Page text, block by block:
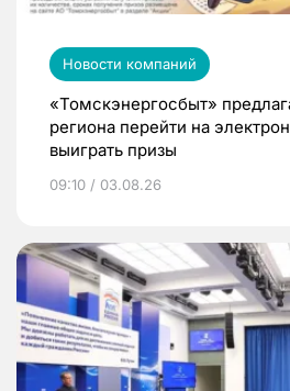
Новости компаний
«Томскэнергосбыт»
региона перейти на
выиграть призы
09:10 / 03.08.26